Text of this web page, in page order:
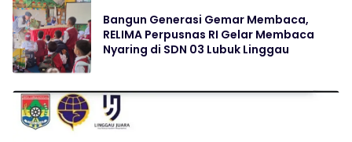
Bangun Generasi Gemar Membaca,
RELIMA Perpusnas RI Gelar Membaca
Nyaring di SDN 03 Lubuk Linggau